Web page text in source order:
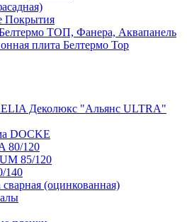
Покрытия
ТОП, Фанера, Аквапанель
плита Белтермо Top
Деколюкс "Альянс ULTRA"
DOCKE
80/120
85/120
140
сварная (оцинкованная)